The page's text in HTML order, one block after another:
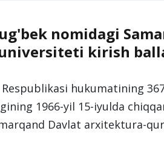
nomidagi
kirish
Respublikasi hukumatining
1966-yil 15-iyulda
Davlat arxitektura-